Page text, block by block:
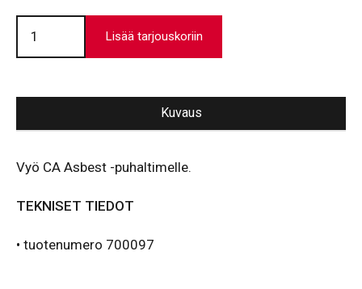
Vyö
CleanAIR®|
Asbest
määrä
Lisää tarjouskoriin
Kuvaus
Vyö CA Asbest -puhaltimelle.
TEKNISET TIEDOT
• tuotenumero 700097